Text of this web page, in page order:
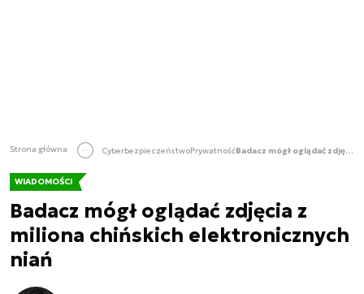
Strona główna CyberbezpieczeństwoPrywatność Badacz mógł oglądać zdjęcia z miliona chińskich elektronicznych niań
WIADOMOŚCI
Badacz mógł oglądać zdjęcia z
miliona chińskich elektronicznych
niań